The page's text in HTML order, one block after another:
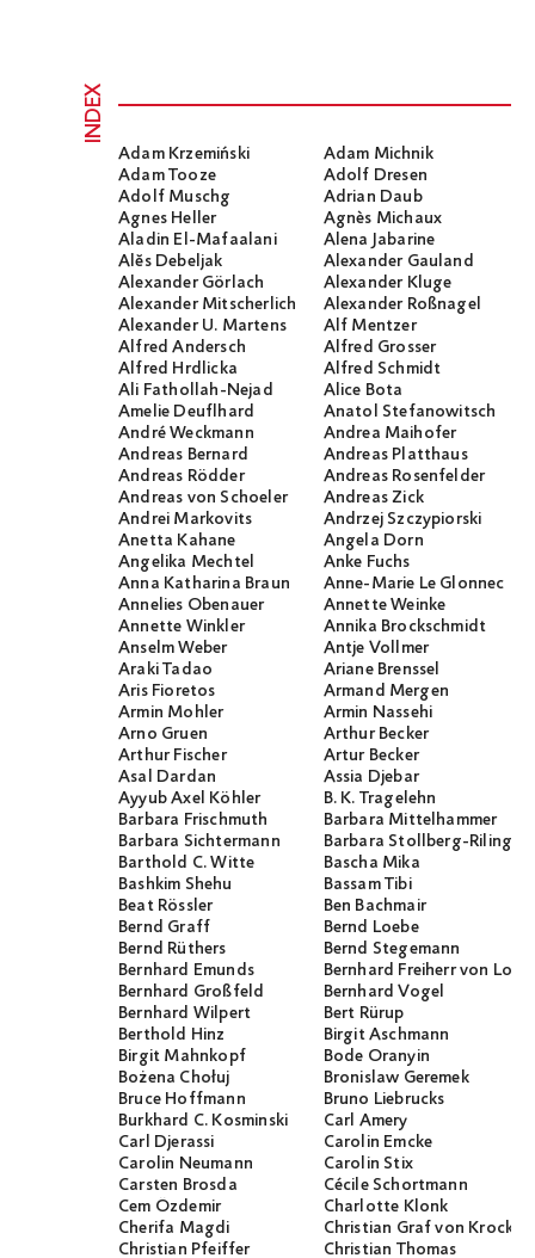
INDEX
Adam Krzemiński
Adam Michnik
Adam Tooze
Adolf Dresen
Adolf Muschg
Adrian Daub
Agnes Heller
Agnès Michaux
Aladin El-Mafaalani
Alena Jabarine
Alĕs Debeljak
Alexander Gauland
Alexander Görlach
Alexander Kluge
Alexander Mitscherlich
Alexander Roßnagel
Alexander U. Martens
Alf Mentzer
Alfred Andersch
Alfred Grosser
Alfred Hrdlicka
Alfred Schmidt
Ali Fathollah-Nejad
Alice Bota
Amelie Deuflhard
Anatol Stefanowitsch
André Weckmann
Andrea Maihofer
Andreas Bernard
Andreas Platthaus
Andreas Rödder
Andreas Rosenfelder
Andreas von Schoeler
Andreas Zick
Andrei Markovits
Andrzej Szczypiorski
Anetta Kahane
Angela Dorn
Angelika Mechtel
Anke Fuchs
Anna Katharina Braun
Anne-Marie Le Glonnec
Annelies Obenauer
Annette Weinke
Annette Winkler
Annika Brockschmidt
Anselm Weber
Antje Vollmer
Araki Tadao
Ariane Brenssel
Aris Fioretos
Armand Mergen
Armin Mohler
Armin Nassehi
Arno Gruen
Arthur Becker
Arthur Fischer
Artur Becker
Asal Dardan
Assia Djebar
Ayyub Axel Köhler
B. K. Tragelehn
Barbara Frischmuth
Barbara Mittelhammer
Barbara Sichtermann
Barbara Stollberg-Rilinger
Barthold C. Witte
Bascha Mika
Bashkim Shehu
Bassam Tibi
Beat Rössler
Ben Bachmair
Bernd Graff
Bernd Loebe
Bernd Rüthers
Bernd Stegemann
Bernhard Emunds
Bernhard Freiherr von
Bernhard Großfeld
Bernhard Vogel
Bernhard Wilpert
Bert Rürup
Berthold Hinz
Birgit Aschmann
Birgit Mahnkopf
Bode Oranyin
Bożena Chołuj
Bronislaw Geremek
Bruce Hoffmann
Bruno Liebrucks
Burkhard C. Kosminski
Carl Amery
Carl Djerassi
Carolin Emcke
Carolin Neumann
Carolin Stix
Carsten Brosda
Cécile Schortmann
Cem Özdemir
Charlotte Klonk
Cherifa Magdi
Christian Graf von
Christian Pfeiffer
Christian Thomas